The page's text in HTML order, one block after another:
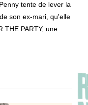
tente de lever la
son ex-mari, qu'elle
THE PARTY, une